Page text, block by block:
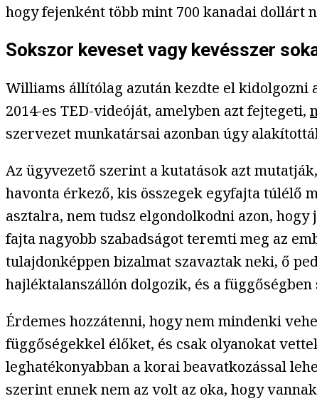
hogy fejenként több mint 700 kanadai dollárt
Sokszor keveset vagy kevésszer
Williams állítólag azután kezdte el
2014-es TED-videóját, amelyben azt fejtegeti,
szervezet munkatársai azonban úgy
Az ügyvezető szerint a kutatások azt
havonta érkező, kis összegek egyfajta túlélő
asztalra, nem tudsz elgondolkodni azon,
fajta nagyobb szabadságot teremti meg az
tulajdonképpen bizalmat szavaztak neki, ő
hajléktalanszállón dolgozik, és a
Érdemes hozzátenni, hogy nem mindenki
függőségekkel élőket, és csak olyanokat
leghatékonyabban a korai beavatkozással
szerint ennek nem az volt az oka, hogy